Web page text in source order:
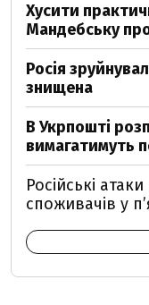
Хусити
Мандебську
Росія
знищена
В Укрпошті
вимагатимуть
Російські
споживачів у